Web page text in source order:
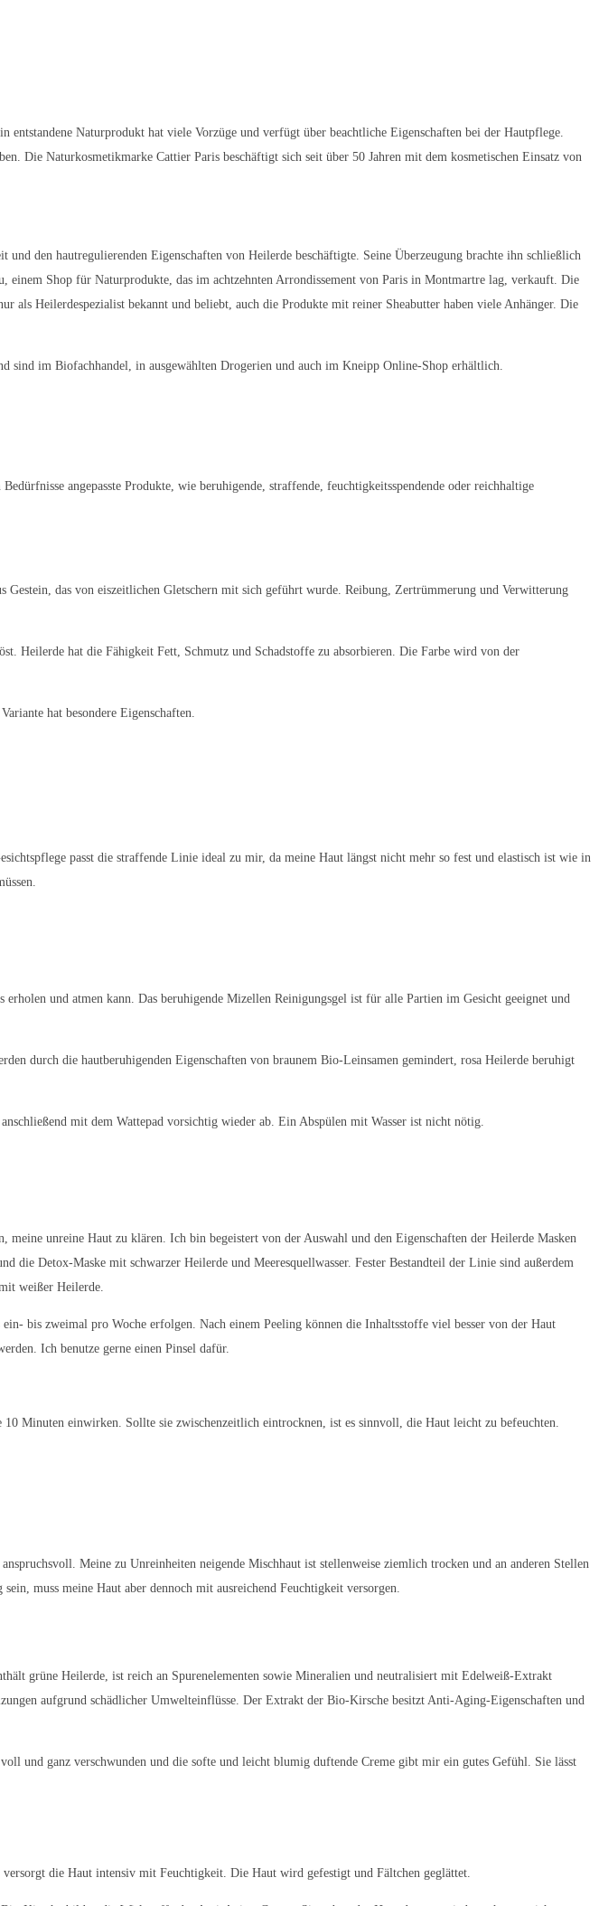
Naturprodukt hat viele Vorzüge und verfügt über beachtliche Eigenschaften bei der Hautpflege.
Die Naturkosmetikmarke Cattier Paris beschäftigt sich seit über 50 Jahren mit dem kosmetischen Einsatz von
den hautregulierenden Eigenschaften von Heilerde beschäftigte. Seine Überzeugung brachte ihn schließlich
Shop für Naturprodukte, das im achtzehnten Arrondissement von Paris in Montmartre lag, verkauft. Die
Heilerdespezialist bekannt und beliebt, auch die Produkte mit reiner Sheabutter haben viele Anhänger. Die
sind im Biofachhandel, in ausgewählten Drogerien und auch im Kneipp Online-Shop erhältlich.
angepasste Produkte, wie beruhigende, straffende, feuchtigkeitsspendende oder reichhaltige
Gestein, das von eiszeitlichen Gletschern mit sich geführt wurde. Reibung, Zertrümmerung und Verwitterung
Heilerde hat die Fähigkeit Fett, Schmutz und Schadstoffe zu absorbieren. Die Farbe wird von der
hat besondere Eigenschaften.
passt die straffende Linie ideal zu mir, da meine Haut längst nicht mehr so fest und elastisch ist wie in
und atmen kann. Das beruhigende Mizellen Reinigungsgel ist für alle Partien im Gesicht geeignet und
durch die hautberuhigenden Eigenschaften von braunem Bio-Leinsamen gemindert, rosa Heilerde beruhigt
mit dem Wattepad vorsichtig wieder ab. Ein Abspülen mit Wasser ist nicht nötig.
unreine Haut zu klären. Ich bin begeistert von der Auswahl und den Eigenschaften der Heilerde Masken
Detox-Maske mit schwarzer Heilerde und Meeresquellwasser. Fester Bestandteil der Linie sind außerdem
weißer Heilerde.
bis zweimal pro Woche erfolgen. Nach einem Peeling können die Inhaltsstoffe viel besser von der Haut
Ich benutze gerne einen Pinsel dafür.
Minuten einwirken. Sollte sie zwischenzeitlich eintrocknen, ist es sinnvoll, die Haut leicht zu befeuchten.
Meine zu Unreinheiten neigende Mischhaut ist stellenweise ziemlich trocken und an anderen Stellen
muss meine Haut aber dennoch mit ausreichend Feuchtigkeit versorgen.
grüne Heilerde, ist reich an Spurenelementen sowie Mineralien und neutralisiert mit Edelweiß-Extrakt
aufgrund schädlicher Umwelteinflüsse. Der Extrakt der Bio-Kirsche besitzt Anti-Aging-Eigenschaften und
und ganz verschwunden und die softe und leicht blumig duftende Creme gibt mir ein gutes Gefühl. Sie lässt
die Haut intensiv mit Feuchtigkeit. Die Haut wird gefestigt und Fältchen geglättet.